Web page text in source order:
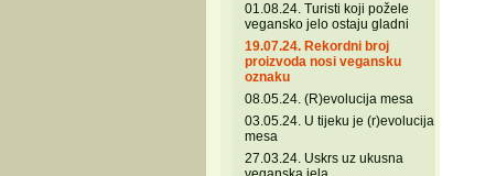
01.08.24. Turisti koji požele
vegansko jelo ostaju gladni
19.07.24. Rekordni broj
proizvoda nosi vegansku
oznaku
08.05.24. (R)evolucija mesa
03.05.24. U tijeku je (r)evolucija
mesa
27.03.24. Uskrs uz ukusna